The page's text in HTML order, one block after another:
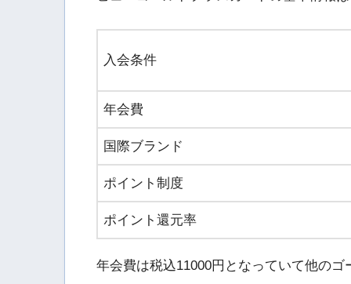
入会条件
年会費
国際ブランド
ポイント制度
ポイント還元率
年会費は税込11000円となっていて他の